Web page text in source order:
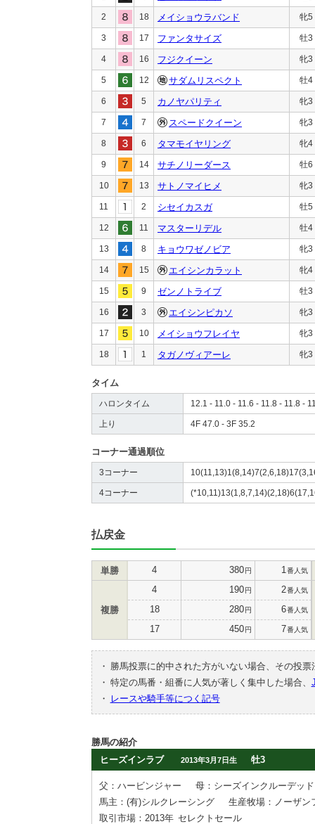
2 18 メイショウラバンド 牝5
3 17 ファンタサイズ 牡3
4 16 フジクイーン 牝3
5 12 サダムリスペクト 牡4
6 5 カノヤパリティ 牝3
7 7 スペードクイーン 牝3
8 6 タマモイヤリング 牝4
9 14 サチノリーダース 牡6
10 13 サトノマイヒメ 牝3
11 2 シセイカスガ 牡5
12 11 マスターリデル 牡4
13 8 キョウワゼノビア 牝3
14 15 エイシンカラット 牝4
15 9 ゼンノトライブ 牡3
16 3 エイシンピカソ 牝3
17 10 メイショウフレイヤ 牝3
18 1 タガノヴィアーレ 牝3
タイム
ハロンタイム 12.1 - 11.0 - 11.6 - 11.8 - 11.8 -
上り 4F 47.0 - 3F 35.2
コーナー通過順位
3コーナー
4コーナー
払戻金
単勝 4 380円 1 番人気
複勝
4 190円 2番人気
18 280円 6番人気
17 450円 7番人気
・
勝馬投票に的中された方がいない場合、その投
・ 特定の馬番・組番に人気が著しく集中した場合、
・
レースや騎手等につく記号
勝馬の紹介
ヒーズインラブ
2013年3月7日生 牡3
父：ハービンジャー
母：シーズインクルーデッド
馬主：(有)シルクレーシング
生産牧場：ノーザン
取引市場：2013年 セレクトセール